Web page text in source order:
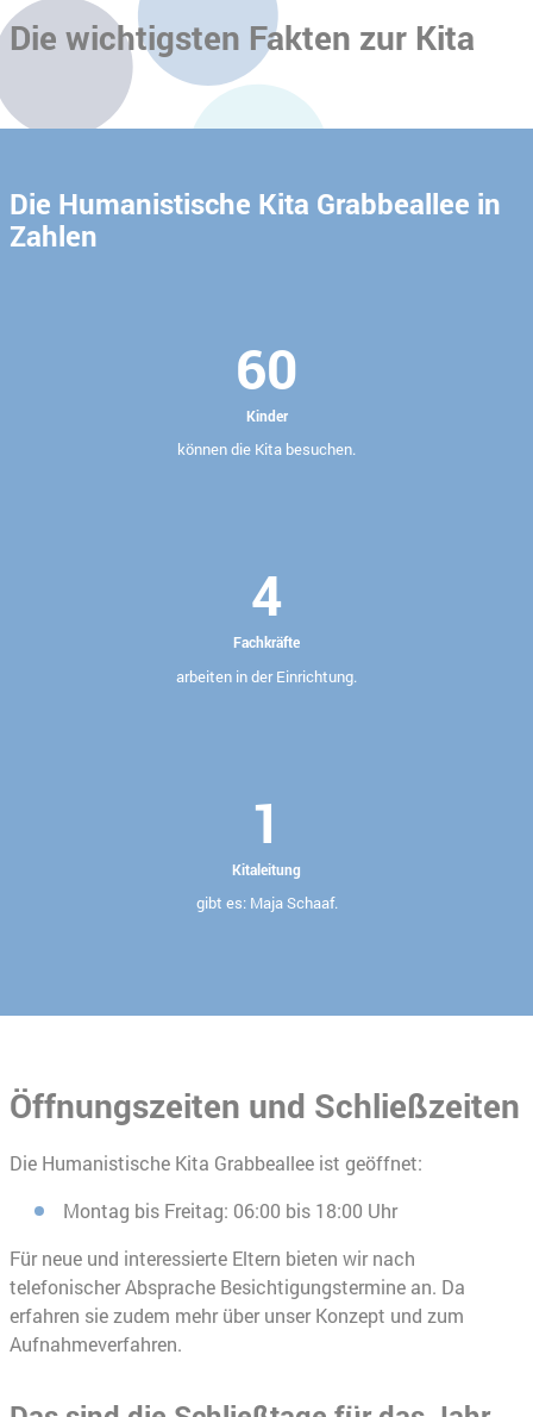
Die wichtigsten Fakten zur Kita
Die Humanistische Kita Grabbeallee in
Zahlen
60
Kinder
können die Kita besuchen.
4
Fachkräfte
arbeiten in der Einrichtung.
1
Kitaleitung
gibt es: Maja Schaaf.
Öffnungszeiten und Schließzeiten
Die Humanistische Kita Grabbeallee ist geöffnet:
Montag bis Freitag: 06:00 bis 18:00 Uhr
Für neue und interessierte Eltern bieten wir nach
telefonischer Absprache Besichtigungstermine an. Da
erfahren sie zudem mehr über unser Konzept und zum
Aufnahmeverfahren.